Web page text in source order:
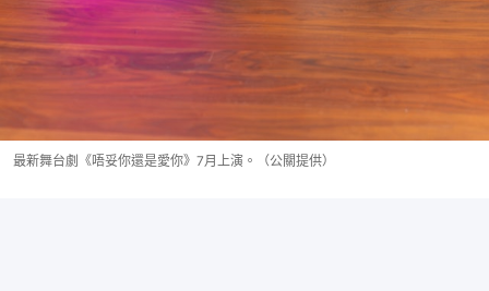
最新舞台劇《唔妥你還是愛你》7月上演。（公關提供）